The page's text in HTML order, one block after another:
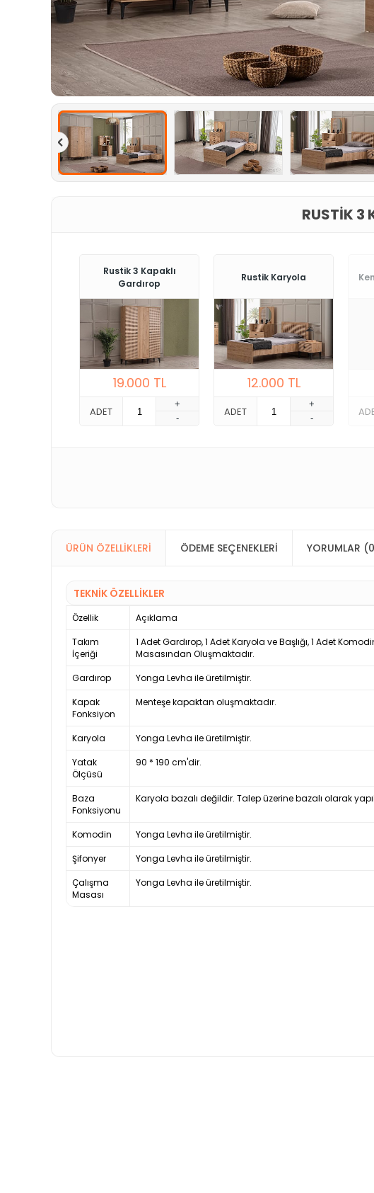
RUSTIK 3
Rustik 3 Kapaklı
Gardırop
19.000 TL
ADET
+
-
Rustik Karyola
12.000 TL
ADET
+
-
ÜRÜN ÖZELLIKLERI ÖDEME SEÇENEKLERI YORUMLAR
TEKNİK ÖZELLİKLER
Özellik
Açıklama
Takım
İçeriği
1 Adet Gardırop, 1 Adet Karyola ve Başlığı, 1 Adet
Masasından Oluşmaktadır.
Gardırop
Yonga Levha ile üretilmiştir.
Kapak
Fonksiyon
Menteşe kapaktan oluşmaktadır.
Karyola
Yonga Levha ile üretilmiştir.
Yatak
Ölçüsü
90 * 190 cm'dir.
Baza
Fonksiyonu
Karyola bazalı değildir. Talep üzerine bazalı olarak
Komodin
Yonga Levha ile üretilmiştir.
Şifonyer
Yonga Levha ile üretilmiştir.
Çalışma
Masası
Yonga Levha ile üretilmiştir.